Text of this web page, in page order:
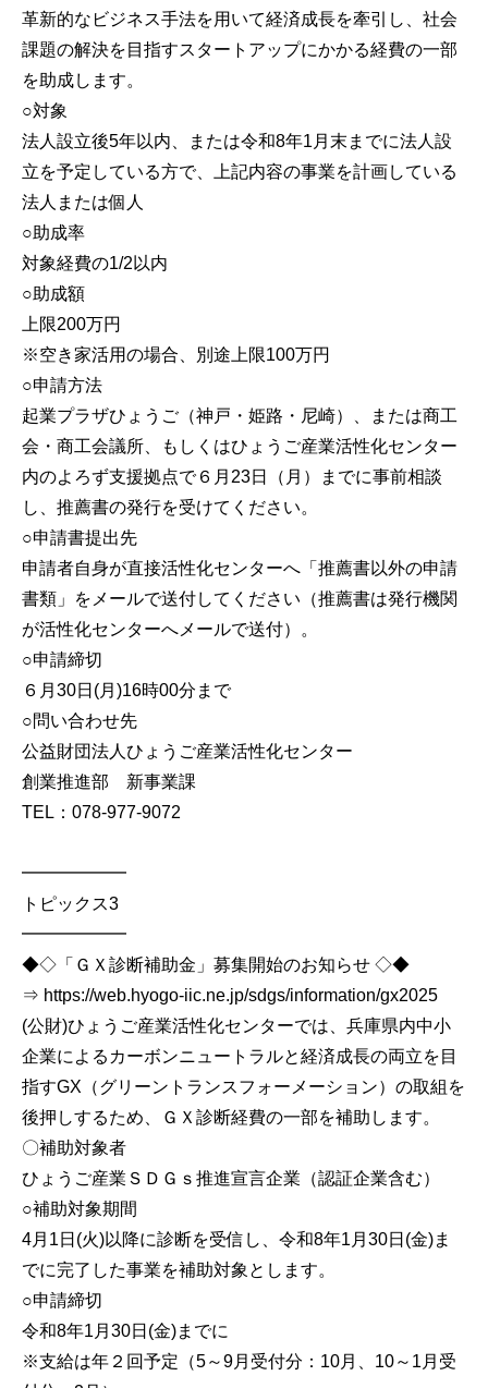
革新的なビジネス手法を用いて経済成長を牽引し、社会
課題の解決を目指すスタートアップにかかる経費の一部
を助成します。
○対象
法人設立後5年以内、または令和8年1月末までに法人設
立を予定している方で、上記内容の事業を計画している
法人または個人
○助成率
対象経費の1/2以内
○助成額
上限200万円
※空き家活用の場合、別途上限100万円
○申請方法
起業プラザひょうご（神戸・姫路・尼崎）、または商工
会・商工会議所、もしくはひょうご産業活性化センター
内のよろず支援拠点で６月23日（月）までに事前相談
し、推薦書の発行を受けてください。
○申請書提出先
申請者自身が直接活性化センターへ「推薦書以外の申請
書類」をメールで送付してください（推薦書は発行機関
が活性化センターへメールで送付）。
○申請締切
６月30日(月)16時00分まで
○問い合わせ先
公益財団法人ひょうご産業活性化センター
創業推進部 新事業課
TEL：078-977-9072
━━━━━━
トピックス3
━━━━━━
◆◇「ＧＸ診断補助金」募集開始のお知らせ ◇◆
⇒ https://web.hyogo-iic.ne.jp/sdgs/information/gx2025
(公財)ひょうご産業活性化センターでは、兵庫県内中小
企業によるカーボンニュートラルと経済成長の両立を目
指すGX（グリーントランスフォーメーション）の取組を
後押しするため、ＧＸ診断経費の一部を補助します。
〇補助対象者
ひょうご産業ＳＤＧｓ推進宣言企業（認証企業含む）
○補助対象期間
4月1日(火)以降に診断を受信し、令和8年1月30日(金)ま
でに完了した事業を補助対象とします。
○申請締切
令和8年1月30日(金)までに
※支給は年２回予定（5～9月受付分：10月、10～1月受